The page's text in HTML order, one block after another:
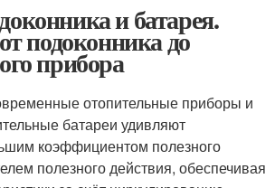
и батарея.
подоконника до
прибора
отопительные приборы и
батареи удивляют
коэффициентом полезного
полезного действия, обеспечивая